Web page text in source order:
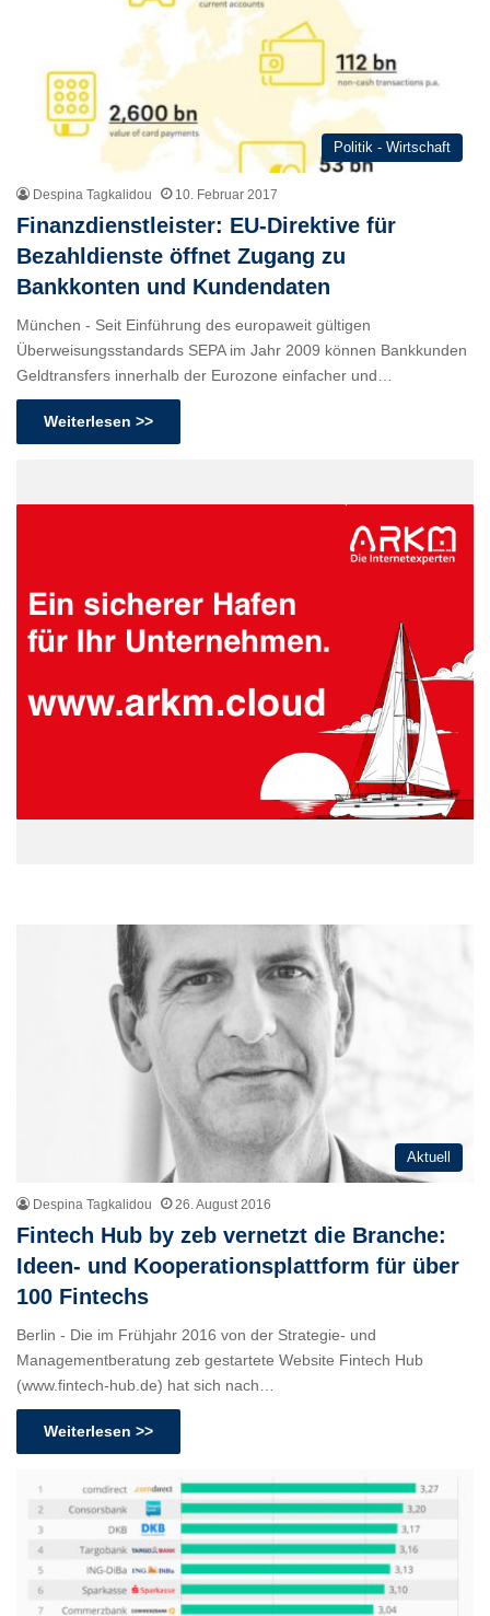
Politik - Wirtschaft
Despina Tagkalidou 10. Februar 2017
Finanzdienstleister: EU-Direktive für
Bezahldienste öffnet Zugang zu
Bankkonten und Kundendaten
München - Seit Einführung des europaweit gültigen
Überweisungsstandards SEPA im Jahr 2009 können Bankkunden
Geldtransfers innerhalb der Eurozone einfacher und…
Weiterlesen >>
Aktuell
Despina Tagkalidou 26. August 2016
Fintech Hub by zeb vernetzt die Branche:
Ideen- und Kooperationsplattform für über
100 Fintechs
Berlin - Die im Frühjahr 2016 von der Strategie- und
Managementberatung zeb gestartete Website Fintech Hub
(www.fintech-hub.de) hat sich nach…
Weiterlesen >>